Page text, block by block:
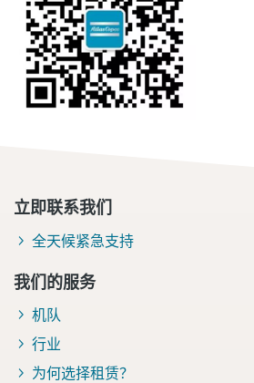
立即联系我们
全天候紧急支持
我们的服务
机队
行业
为何选择租赁？